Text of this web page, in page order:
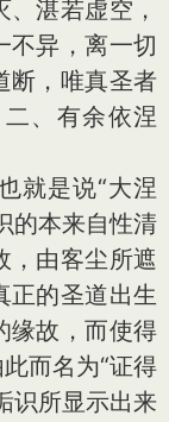
湛若虚空，
不异，离一切
断，唯真圣者
、有余依涅
是说“大涅
的本来自性清
，由客尘所遮
正的圣道出生
缘故，而使得
而名为“证得
识所显示出来